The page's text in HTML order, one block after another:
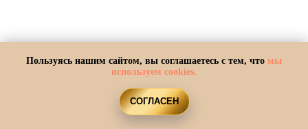
ЧТО ВАС ЖДЕТ ПО ДАТЕ
РОЖДЕНИЯ В 2026 ГОДУ.
ЧАСТЬ 2. МАТРИЦА СУДЬБЫ
Пользуясь нашим сайтом, вы соглашаетесь с тем, что мы
используем cookies.
СОГЛАСЕН